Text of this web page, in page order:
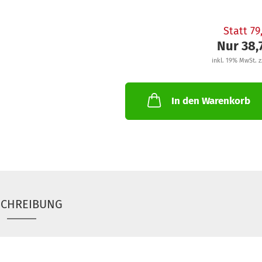
Statt
Nur
inkl. 19% MwSt.
In den Warenkorb